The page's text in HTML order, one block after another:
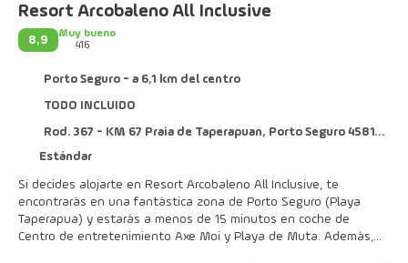
Resort Arcobaleno All Inclusive
8,9
Muy bueno
416
Porto Seguro - a 6,1 km del centro
TODO INCLUIDO
Rod. 367 - KM 67 Praia de Taperapuan, Porto Seguro 45810-000
Estándar
Si decides alojarte en Resort Arcobaleno All Inclusive, te
encontrarás en una fantástica zona de Porto Seguro (Playa
Taperapua) y estarás a menos de 15 minutos en coche de
Centro de entretenimiento Axe Moi y Playa de Muta. Además,